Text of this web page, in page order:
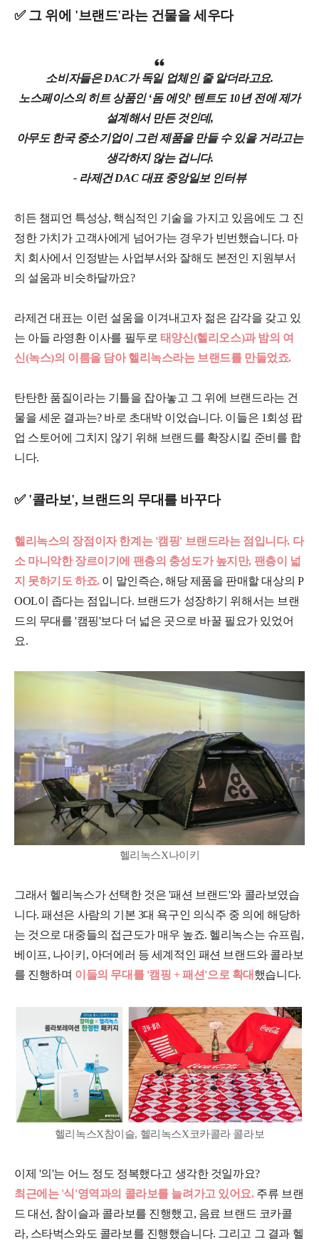
✅ 그 위에 '브랜드'라는 건물을 세우다
소비자들은 DAC가 독일 업체인 줄 알더라고요.
노스페이스의 히트 상품인 ‘돔 에잇’ 텐트도 10년 전에 제가
설계해서 만든 것인데,
아무도 한국 중소기업이 그런 제품을 만들 수 있을 거라고는
생각하지 않는 겁니다.
- 라제건 DAC 대표 중앙일보 인터뷰
히든 챔피언 특성상, 핵심적인 기술을 가지고 있음에도 그 진
정한 가치가 고객사에게 넘어가는 경우가 빈번했습니다. 마
치 회사에서 인정받는 사업부서와 잘해도 본전인 지원부서
의 설움과 비슷하달까요?
라제건 대표는 이런 설움을 이겨내고자 젊은 감각을 갖고 있
는 아들 라영환 이사를 필두로 태양신(헬리오스)과 밤의 여
신(녹스)의 이름을 담아 헬리녹스라는 브랜드를 만들었죠.
탄탄한 품질이라는 기틀을 잡아놓고 그 위에 브랜드라는 건
물을 세운 결과는? 바로 초대박 이었습니다. 이들은 1회성 팝
업 스토어에 그치지 않기 위해 브랜드를 확장시킬 준비를 합
니다.
✅ '콜라보', 브랜드의 무대를 바꾸다
헬리녹스의 장점이자 한계는 '캠핑' 브랜드라는 점입니다. 다
소 마니악한 장르이기에 팬층의 충성도가 높지만, 팬층이 넓
지 못하기도 하죠.이 말인즉슨, 해당 제품을 판매할 대상의 P
OOL이 좁다는 점입니다. 브랜드가 성장하기 위해서는 브랜
드의 무대를 '캠핑'보다 더 넓은 곳으로 바꿀 필요가 있었어
요.
헬리녹스X나이키
그래서 헬리녹스가 선택한 것은 '패션 브랜드'와 콜라보였습
니다. 패션은 사람의 기본 3대 욕구인 의식주 중 의에 해당하
는 것으로 대중들의 접근도가 매우 높죠. 헬리녹스는 슈프림,
베이프, 나이키, 아더에러 등 세계적인 패션 브랜드와 콜라보
를 진행하며 이들의 무대를 '캠핑 + 패션'으로 확대 했습니다.
헬리녹스X참이슬, 헬리녹스X코카콜라 콜라보
이제 '의'는 어느 정도 정복했다고 생각한 것일까요?
최근에는 '식'영역과의 콜라보를 늘려가고 있어요. 주류 브랜
드 대선, 참이슬과 콜라보를 진행했고, 음료 브랜드 코카콜
라, 스타벅스와도 콜라보를 진행했습니다. 그리고 그 결과 헬